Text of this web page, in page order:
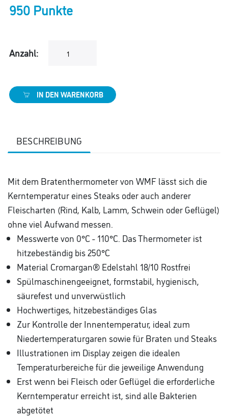
950 Punkte
Anzahl:
IN DEN WARENKORB
BESCHREIBUNG
Mit dem Bratenthermometer von WMF lässt sich die
Kerntemperatur eines Steaks oder auch anderer
Fleischarten (Rind, Kalb, Lamm, Schwein oder Geflügel)
ohne viel Aufwand messen.
Messwerte von 0°C - 110°C. Das Thermometer ist
hitzebeständig bis 250°C
Material Cromargan® Edelstahl 18/10 Rostfrei
Spülmaschinengeeignet, formstabil, hygienisch,
säurefest und unverwüstlich
Hochwertiges, hitzebeständiges Glas
Zur Kontrolle der Innentemperatur, ideal zum
Niedertemperaturgaren sowie für Braten und Steaks
Illustrationen im Display zeigen die idealen
Temperaturbereiche für die jeweilige Anwendung
Erst wenn bei Fleisch oder Geflügel die erforderliche
Kerntemperatur erreicht ist, sind alle Bakterien
abgetötet